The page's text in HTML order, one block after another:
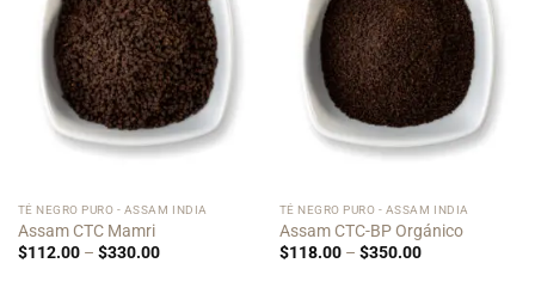
TÉ NEGRO PURO - ASSAM INDIA
Assam CTC Mamri
$112.00 – $330.00Price
TÉ NEGRO PURO - ASSAM INDIA
Assam CTC-BP Orgánico
$118.00 – $350.00Price